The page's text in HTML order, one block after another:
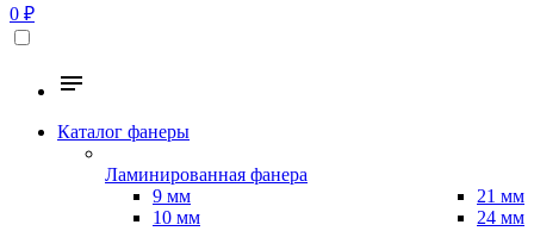
0 ₽
Каталог фанеры
Ламинированная фанера
9 мм
10 мм
21 мм
24 мм